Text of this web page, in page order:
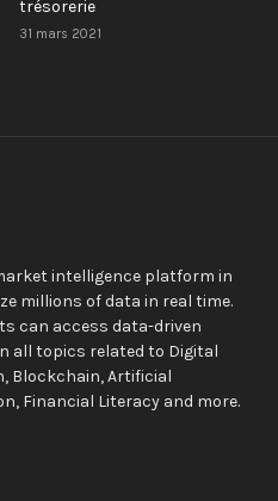
trésorerie
31 mars 2021
intelligence platform in
millions of data in real time.
can access data-driven
all topics related to Digital
Blockchain, Artificial
Financial Literacy and more.